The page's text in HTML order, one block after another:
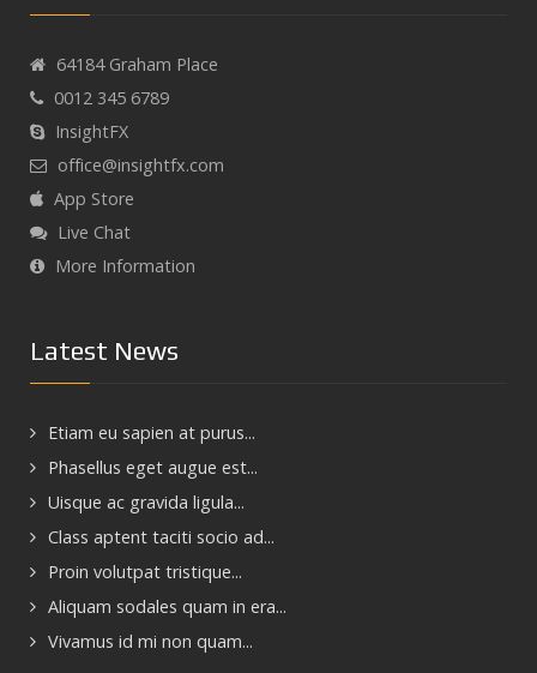
64184 Graham Place
0012 345 6789
InsightFX
office@insightfx.com
App Store
Live Chat
More Information
Latest News
Etiam eu sapien at purus...
Phasellus eget augue est...
Uisque ac gravida ligula...
Class aptent taciti socio ad...
Proin volutpat tristique...
Aliquam sodales quam in era...
Vivamus id mi non quam...